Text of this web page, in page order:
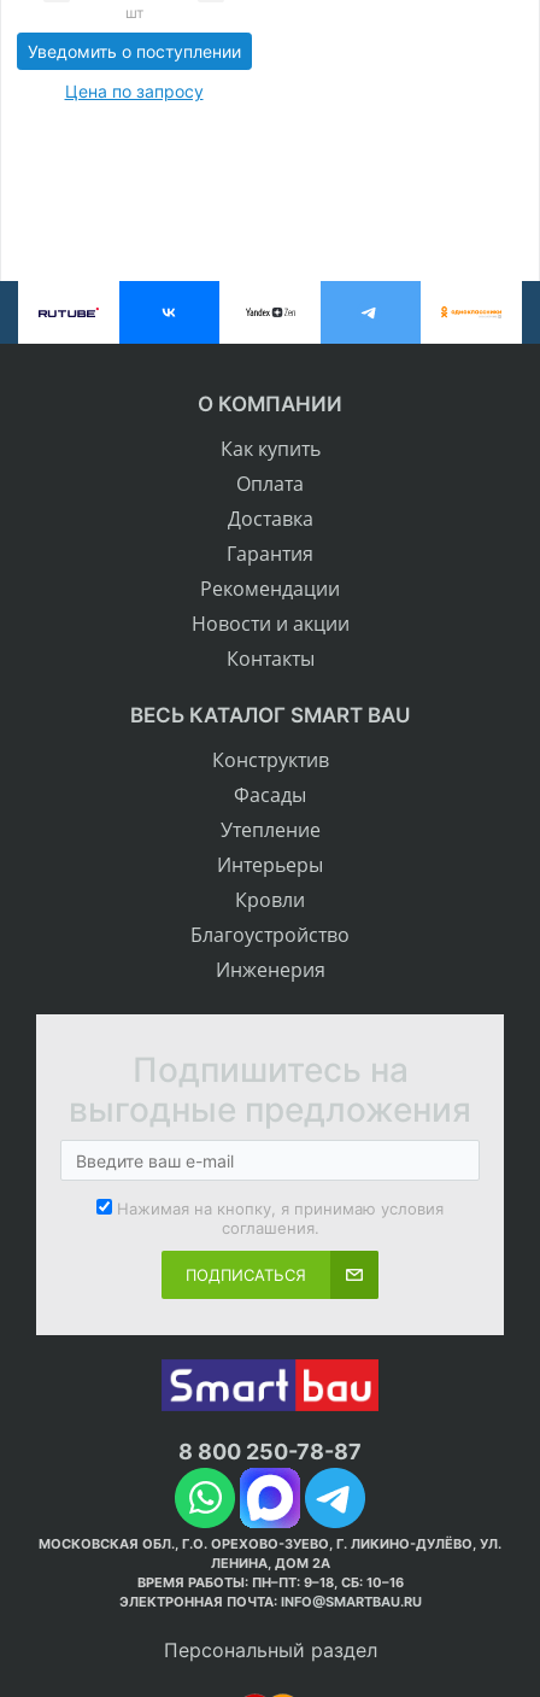
шт
Уведомить о поступлении
Цена по запросу
О КОМПАНИИ
Как купить
Оплата
Доставка
Гарантия
Рекомендации
Новости и акции
Контакты
ВЕСЬ КАТАЛОГ SMART BAU
Конструктив
Фасады
Утепление
Интерьеры
Кровли
Благоустройство
Инженерия
Подпишитесь на
выгодные предложения
Нажимая на кнопку, я принимаю условия
соглашения.
ПОДПИСАТЬСЯ
8 800 250-78-87
МОСКОВСКАЯ ОБЛ., Г.О. ОРЕХОВО-ЗУЕВО, Г. ЛИКИНО-ДУЛЁВО, УЛ.
ЛЕНИНА, ДОМ 2А
ВРЕМЯ РАБОТЫ: ПН–ПТ: 9–18, СБ: 10–16
ЭЛЕКТРОННАЯ ПОЧТА: INFO@SMARTBAU.RU
Персональный раздел